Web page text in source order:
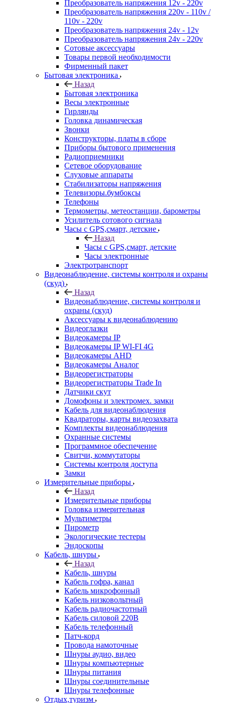
Преобразователь напряжения 12v - 220v
Преобразователь напряжения 220v - 110v /
110v - 220v
Преобразователь напряжения 24v - 12v
Преобразователь напряжения 24v - 220v
Сотовые аксессуары
Товары первой необходимости
Фирменный пакет
Бытовая электроника
Назад
Бытовая электроника
Весы электронные
Гирлянды
Головка динамическая
Звонки
Конструкторы, платы в сборе
Приборы бытового применения
Радиоприемники
Сетевое оборудование
Слуховые аппараты
Стабилизаторы напряжения
Телевизоры.бумбоксы
Телефоны
Термометры, метеостанции, барометры
Усилитель сотового сигнала
Часы с GPS,смарт, детские
Назад
Часы с GPS,смарт, детские
Часы электронные
Электротранспорт
Видеонаблюдение, системы контроля и охраны
(скуд)
Назад
Видеонаблюдение, системы контроля и
охраны (скуд)
Аксессуары к видеонаблюдению
Видеоглазки
Видеокамеры IP
Видеокамеры IP WI-FI 4G
Видеокамеры AHD
Видеокамеры Аналог
Видеорегистраторы
Видеорегистраторы Trade In
Датчики скут
Домофоны и электромех. замки
Кабель для видеонаблюдения
Квадраторы, карты видеозахвата
Комплекты видеонаблюдения
Охранные системы
Программное обеспечение
Свитчи, коммутаторы
Системы контроля доступа
Замки
Измерительные приборы
Назад
Измерительные приборы
Головка измерительная
Мультиметры
Пирометр
Экологические тестеры
Эндоскопы
Кабель, шнуры
Назад
Кабель, шнуры
Кабель гофра, канал
Кабель микрофонный
Кабель низковольтный
Кабель радиочастотный
Кабель силовой 220В
Кабель телефонный
Патч-корд
Провода намоточные
Шнуры аудио, видео
Шнуры компьютерные
Шнуры питания
Шнуры соединительные
Шнуры телефонные
Отдых,туризм